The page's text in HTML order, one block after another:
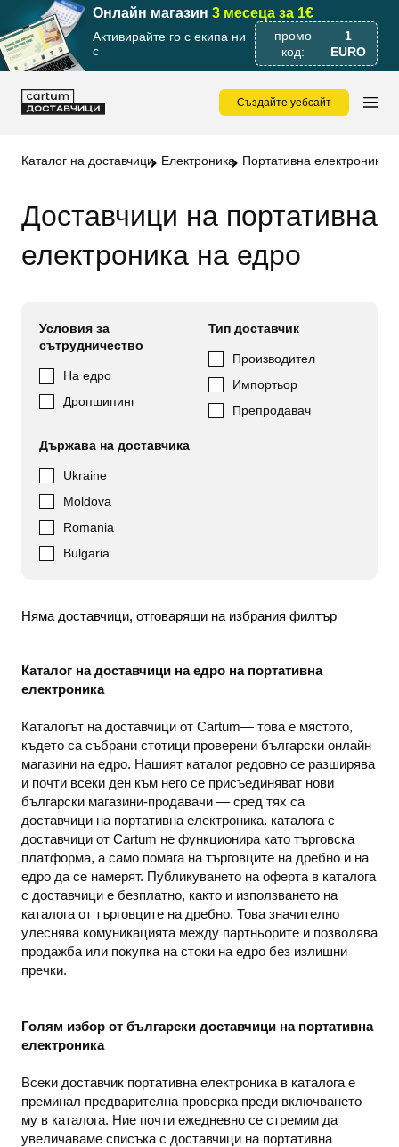
Онлайн магазин 3 месеца за 1€
Активирайте го с екипа ни
с
промо
код:
1
EURO
Създайте уебсайт
Каталог на доставчици Електроника Портативна електроника
Доставчици на портативна
електроника на едро
Условия за
сътрудничество
На едро
Дропшипинг
Тип доставчик
Производител
Импортьор
Препродавач
Държава на доставчика
Ukraine
Moldova
Romania
Bulgaria
Няма доставчици, отговарящи на избрания филтър
Каталог на доставчици на едро на портативна
електроника
Каталогът на доставчици от Cartum— това е мястото,
където са събрани стотици проверени български онлайн
магазини на едро. Нашият каталог редовно се разширява
и почти всеки ден към него се присъединяват нови
български магазини-продавачи — сред тях са
доставчици на портативна електроника. каталога с
доставчици от Cartum не функционира като търговска
платформа, а само помага на търговците на дребно и на
едро да се намерят. Публикуването на оферта в каталога
с доставчици е безплатно, както и използването на
каталога от търговците на дребно. Това значително
улеснява комуникацията между партньорите и позволява
продажба или покупка на стоки на едро без излишни
пречки.
Голям избор от български доставчици на портативна
електроника
Всеки доставчик портативна електроника в каталога е
преминал предварителна проверка преди включването
му в каталога. Ние почти ежедневно се стремим да
увеличаваме списъка с доставчици на портативна